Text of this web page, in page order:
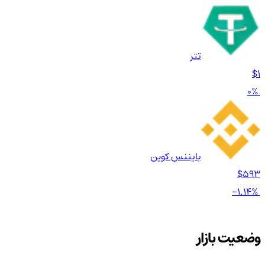
تتر
$1
0%
بایننس کوین
$593
-1.14%
وضعیت بازار